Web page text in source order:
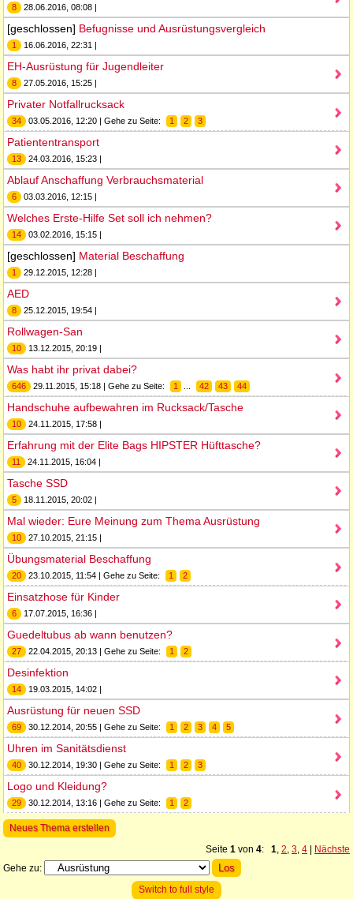
8 28.06.2016, 08:08 |
[geschlossen] Befugnisse und Ausrüstungsvergleich
1 16.06.2016, 22:31 |
EH-Ausrüstung für Jugendleiter
8 27.05.2016, 15:25 |
Privater Notfallrucksack
34 03.05.2016, 12:20 | Gehe zu Seite: 1 2 3
Patiententransport
13 24.03.2016, 15:23 |
Ablauf Anschaffung Verbrauchsmaterial
6 03.03.2016, 12:15 |
Welches Erste-Hilfe Set soll ich nehmen?
14 03.02.2016, 15:15 |
[geschlossen] Material Beschaffung
1 29.12.2015, 12:28 |
AED
8 25.12.2015, 19:54 |
Rollwagen-San
10 13.12.2015, 20:19 |
Was habt ihr privat dabei?
646 29.11.2015, 15:18 | Gehe zu Seite: 1 42 43 44
Handschuhe aufbewahren im Rucksack/Tasche
10 24.11.2015, 17:58 |
Erfahrung mit der Elite Bags HIPSTER Hüfttasche?
11 24.11.2015, 16:04 |
Tasche SSD
5 18.11.2015, 20:02 |
Mal wieder: Eure Meinung zum Thema Ausrüstung
10 27.10.2015, 21:15 |
Übungsmaterial Beschaffung
20 23.10.2015, 11:54 | Gehe zu Seite: 1 2
Einsatzhose für Kinder
6 17.07.2015, 16:36 |
Guedeltubus ab wann benutzen?
27 22.04.2015, 20:13 | Gehe zu Seite: 1 2
Desinfektion
14 19.03.2015, 14:02 |
Ausrüstung für neuen SSD
69 30.12.2014, 20:55 | Gehe zu Seite: 1 2 3 4 5
Uhren im Sanitätsdienst
40 30.12.2014, 19:30 | Gehe zu Seite: 1 2 3
Logo und Kleidung?
29 30.12.2014, 13:16 | Gehe zu Seite: 1 2
Neues Thema erstellen
Seite 1 von 4: 1, 2, 3, 4
Nächste
Gehe zu:
Switch to full style